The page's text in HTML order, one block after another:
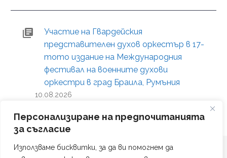
Персонализиране на предпочитанията
за съгласие
Използваме бисквитки, за да ви помогнем да
Участие на Гвардейския
представителен духов оркестър в 17-
тото издание на Международния
фестивал на военните духови
оркестри в град Браила, Румъния
10.08.2026